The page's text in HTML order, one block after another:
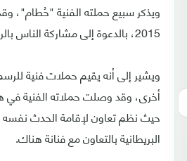
ويذكر سبيع حملته الفنية "حُطام"،
2015، بالدعوة إلى مشاركة الناس بالرسم.
ويشير إلى أنه يقيم حملات فنية
أخرى، وقد وصلت حملاته الفنية في
حيث نظم تعاون لإقامة الحدث نفسه
البريطانية بالتعاون مع فنانة هناك.